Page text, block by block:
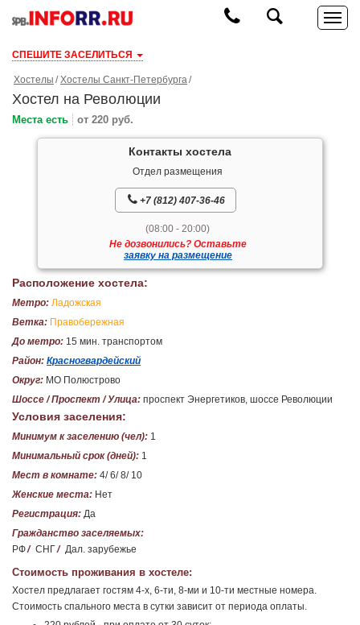
СПЕШИТЕ ЗАСЕЛИТЬСЯ
Хостелы Хостелы Санкт-Петербурга
Хостел на Революции
Места есть от 220 руб.
Контакты хостела
Отдел размещения
+7 (812) 407-36-46
(08:00 - 20:00)
Не дозвонились? Оставьте
заявку на размещение
Расположение хостела:
Метро: Ладожская
Ветка: Правобережная
До метро: 15 мин. транспортом
Район: Красногвардейский
Округ: МО Полюстрово
Шоссе / Проспект / Улица: проспект Энергетиков, шоссе Революции
Условия заселения:
Минимум к заселению (чел): 1
Минимальный срок (дней): 1
Мест в комнате: 4/ 6/ 8/ 10
Женские места: Нет
Регистрация: Да
Гражданство заселяемых:
РФ/ СНГ/ Дал. зарубежье
Стоимость проживания в хостеле:
Хостел предлагает гостям 4-х, 6-ти, 8-ми и 10-ти местные номера.
Стоимость спального места в сутки зависит от периода оплаты.